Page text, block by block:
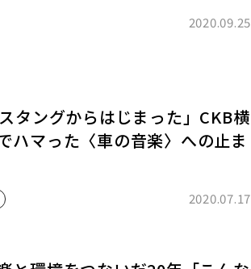
2020.09.25
タングからはじまった」CKB横
ハマった〈車の音楽〉への止ま
2020.07.17